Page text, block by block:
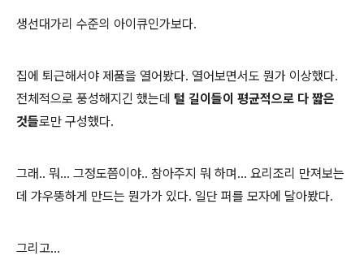
생선대가리 수준의 아이큐인가보다.
집에 퇴근해서야 제품을 열어봤다. 열어보면서도 뭔가 이상했다.
전체적으로 풍성해지긴 했는데 털 길이들이 평균적으로 다 짧은
것들로만 구성했다.
그래.. 뭐... 그정도쯤이야.. 참아주지 뭐 하며... 요리조리 만져보는
데 갸우뚱하게 만드는 뭔가가 있다. 일단 퍼를 모자에 달아봤다.
그리고...